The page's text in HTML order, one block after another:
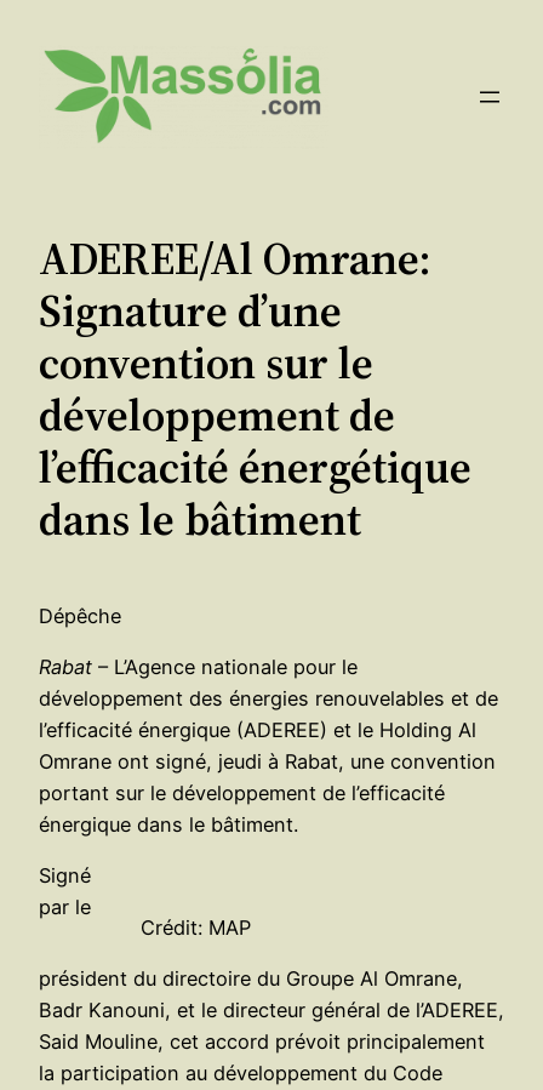
contenu
ADEREE/Al Omrane:
Signature d’une
convention sur le
développement de
l’efficacité énergétique
dans le bâtiment
Dépêche
Rabat – L’Agence nationale pour le
développement des énergies renouvelables et de
l’efficacité énergique (ADEREE) et le Holding Al
Omrane ont signé, jeudi à Rabat, une convention
portant sur le développement de l’efficacité
énergique dans le bâtiment.
Crédit: MAP
Signé
par le
président du directoire du Groupe Al Omrane,
Badr Kanouni, et le directeur général de l’ADEREE,
Said Mouline, cet accord prévoit principalement
la participation au développement du Code